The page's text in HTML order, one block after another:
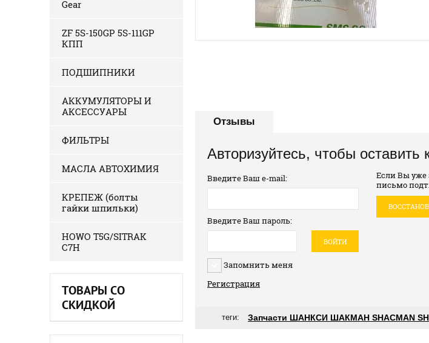
Gear
ZF 5S-150GP 5S-111GP
КПП
ПОДШИПНИКИ
АККУМУЛЯТОРЫ И
АКСЕССУАРЫ
ФИЛЬТРЫ
МАСЛА АВТОХИМИЯ
КРЕПЕЖ (болты
гайки шпильки)
HOWO T5G/SITRAK
C7H
ТОВАРЫ СО
СКИДКОЙ
Отзывы
Авторизуйтесь, чтобы оставить
Введите Ваш e-mail:
Введите Ваш пароль:
ВОЙТИ
Запомнить меня
Регистрация
Если Вы уже
письмо
теги: Запчасти ШАНКСИ ШАКМАН SHACMAN